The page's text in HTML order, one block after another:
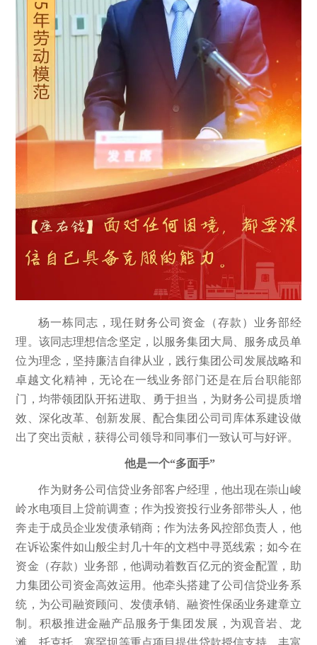
杨一栋同志，现任财务公司资金（存款）业务部经
理。该同志理想信念坚定，以服务集团大局、服务成员单
位为理念，坚持廉洁自律从业，践行集团公司发展战略和
卓越文化精神，无论在一线业务部门还是在后台职能部
门，均带领团队开拓进取、勇于担当，为财务公司提质增
效、深化改革、创新发展、配合集团公司司库体系建设做
出了突出贡献，获得公司领导和同事们一致认可与好评。
他是一个“多面手”
作为财务公司信贷业务部客户经理，他出现在崇山峻
岭水电项目上贷前调查；作为投资投行业务部带头人，他
奔走于成员企业发债承销商；作为法务风控部负责人，他
在诉讼案件如山般尘封几十年的文档中寻觅线索；如今在
资金（存款）业务部，他调动着数百亿元的资金配置，助
力集团公司资金高效运用。他牵头搭建了公司信贷业务系
统，为公司融资顾问、发债承销、融资性保函业务建章立
制。积极推进金融产品服务于集团发展，为观音岩、龙